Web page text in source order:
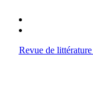
Revue de